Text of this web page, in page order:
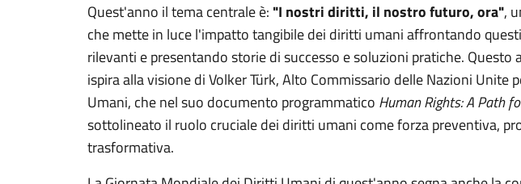
Quest'anno il tema centrale è: "I nostri diritti, il nostro futuro, ora",
che mette in luce l'impatto tangibile dei diritti umani affrontando
rilevanti e presentando storie di successo e soluzioni pratiche. Questo
ispira alla visione di Volker Türk, Alto Commissario delle Nazioni Unite
Umani, che nel suo documento programmatico Human Rights: A Path
sottolineato il ruolo cruciale dei diritti umani come forza preventiva,
trasformativa.